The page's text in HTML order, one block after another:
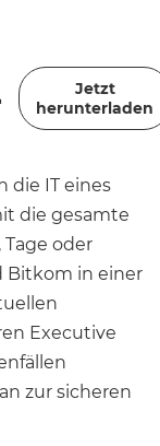
Jetzt
herunterladen
die IT eines
die gesamte
oder
Bitkom in einer
Executive
zur sicheren